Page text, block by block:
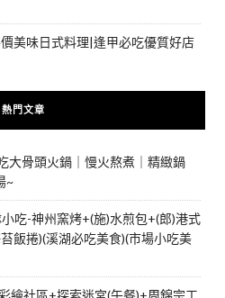
美味日式料理|逢甲必吃優質好店
熱門文章
大骨頭火鍋｜慢火熬煮｜精緻鍋
~
吃-神州窯烤+(施)水煎包+(郎)港式
飯捲)(溪湖必吃美食)(市場小吃美
繪社區+探索迷宮(午餐)+周錦宗工